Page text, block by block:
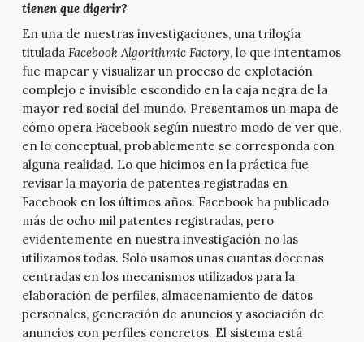
tienen que digerir?
En una de nuestras investigaciones, una trilogía
titulada Facebook Algorithmic Factory, lo que intentamos
fue mapear y visualizar un proceso de explotación
complejo e invisible escondido en la caja negra de la
mayor red social del mundo. Presentamos un mapa de
cómo opera Facebook según nuestro modo de ver que,
en lo conceptual, probablemente se corresponda con
alguna realidad. Lo que hicimos en la práctica fue
revisar la mayoría de patentes registradas en
Facebook en los últimos años. Facebook ha publicado
más de ocho mil patentes registradas, pero
evidentemente en nuestra investigación no las
utilizamos todas. Solo usamos unas cuantas docenas
centradas en los mecanismos utilizados para la
elaboración de perfiles, almacenamiento de datos
personales, generación de anuncios y asociación de
anuncios con perfiles concretos. El sistema está